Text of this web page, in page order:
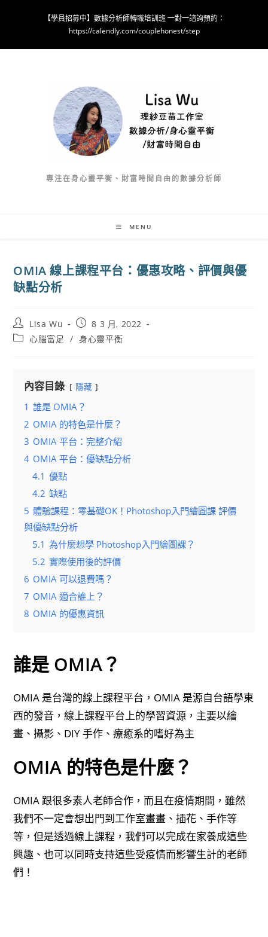
【學員招募中】數據分析師轉職培訓班 一對一諮詢預約：
https://calendly.com/couplehonest/step
專注在身心靈平衡、財富時間自由的數據分析師
MENU
OMIA 線上課程平台：優惠攻略、評價與優
缺點分析
Post
author:
Lisa Wu
Post
published:
8 3 月, 2022
Post心腦富足 / 身心靈平衡
內容目錄 隱藏
1 誰是 OMIA？
2 OMIA 的特色是什麼？
3 OMIA 平台：完整介紹
4 OMIA 平台：優缺點分析
4.1 優點
4.2 缺點
5 體驗課程：零基礎OK！Photoshop入門繪圖課 評價
與優缺點分析
5.1 為什麼想學 Photoshop入門繪圖課？
5.2 實際使用後的評價
6 OMIA 可以退費嗎？
7 OMIA 適合誰上？
8 OMIA 的優惠資訊
誰是 OMIA？
OMIA 是台灣的線上課程平台，OMIA 是源自台語學東
西的發音，線上課程平台上的學習資源，主要以繪
畫、攝影、DIY 手作、療癒系的嗜好為主
OMIA 的特色是什麼？
OMIA 跟很多素人老師合作，而且在疫情期間，雖然
我們不一定會想出門到工作室畫畫、插花、手作等
等，但是透過線上課程，我們可以完成在家養成這些
興趣、也可以同時支持這些受疫情而影響生計的老師
們！